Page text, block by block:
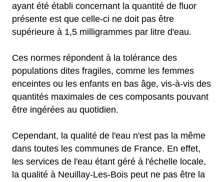
ayant été établi concernant la quantité de fluor
présente est que celle-ci ne doit pas être
supérieure à 1,5 milligrammes par litre d'eau.
Ces normes répondent à la tolérance des
populations dites fragiles, comme les femmes
enceintes ou les enfants en bas âge, vis-à-vis des
quantités maximales de ces composants pouvant
être ingérées au quotidien.
Cependant, la qualité de l'eau n'est pas la même
dans toutes les communes de France. En effet,
les services de l'eau étant géré à l'échelle locale,
la qualité à Neuillay-Les-Bois peut ne pas être la